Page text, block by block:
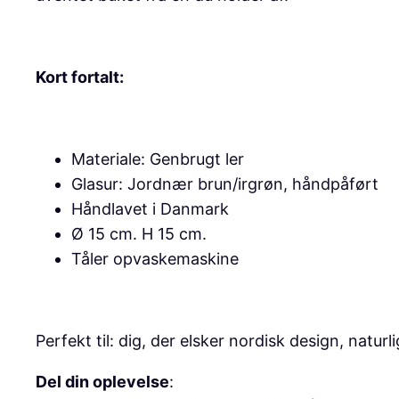
Kort fortalt:
Materiale: Genbrugt ler
Glasur: Jordnær brun/irgrøn, håndpåført
Håndlavet i Danmark
Ø 15 cm. H 15 cm.
Tåler opvaskemaskine
Perfekt til: dig, der elsker nordisk design,
Del din oplevelse: